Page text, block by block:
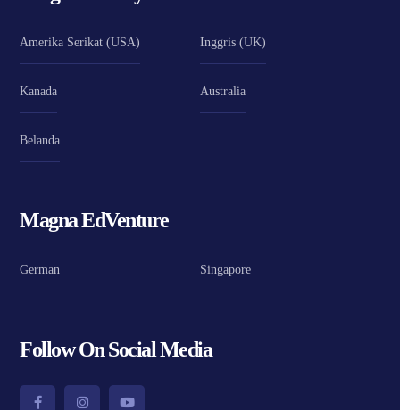
Amerika Serikat (USA) Inggris (UK)
Kanada Australia
Belanda
Magna EdVenture
German Singapore
Follow On Social Media